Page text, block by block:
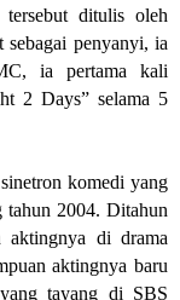
ditulis oleh
sebagai penyanyi, ia
ia pertama kali
2 Days” selama 5
komedi yang
2004. Ditahun
aktingnya di drama
aktingnya baru
tayang di SBS